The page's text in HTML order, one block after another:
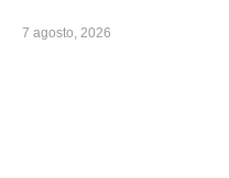
7 agosto, 2026